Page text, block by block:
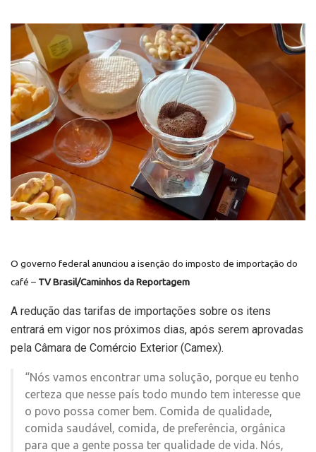
O governo federal anunciou a isenção do imposto de importação do
café – TV Brasil/Caminhos da Reportagem
A redução das tarifas de importações sobre os itens
entrará em vigor nos próximos dias, após serem aprovadas
pela Câmara de Comércio Exterior (Camex).
“Nós vamos encontrar uma solução, porque eu tenho
certeza que nesse país todo mundo tem interesse que
o povo possa comer bem. Comida de qualidade,
comida saudável, comida, de preferência, orgânica
para que a gente possa ter qualidade de vida. Nós,